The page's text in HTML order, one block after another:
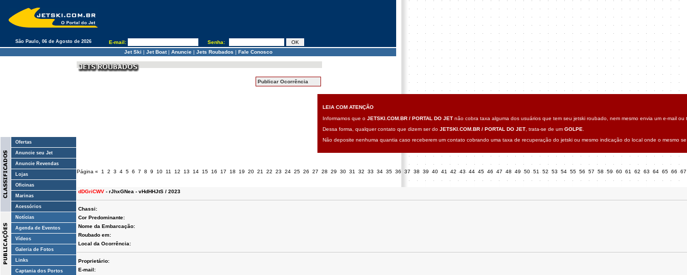
São Paulo, 06 de Agosto de 2026 E-mail:
Senha:
Jet Ski | Jet Boat| Anuncie| Jets Roubados | Fale Conosco
Ofertas
Anuncie seu Jet
Anuncie Revendas
Lojas
Oficinas
Marinas
Acessórios
Notícias
Agenda de Eventos
Vídeos
Galeria de Fotos
Links
Captania dos Portos
Publicar Ocorrência
LEIA COM ATENÇÃO
Informamos que o JETSKI.COM.BR / PORTAL DO JETnão cobra taxa alguma dos usuários que tem seu jetski roubado, nem mesmo envia um e-mail
Dessa forma, qualquer contato que dizem ser do JETSKI.COM.BR / PORTAL DO JET, trata-se de um GOLPE
Não deposite nenhuma quantia caso receberem um contato cobrando uma taxa de recuperação do jetski ou mesmo indicação do local onde o mesmo
Página « 1 2 3 4 5 6 7 8 9 10 11 12 13 14 15 16 17 18 19 20 21 22 23 24 25 26 27 28 29 30 31 32 33 34 35 36 37 38 39 40 41 42 43 44 45 46 47 48 49 50 51 52 53 54 55 56 57 58 59 60 61 62 63 64 65 66
dDGriCWV - rJhxGNea - vHdHHJtS / 2023
Chassi:
Cor Predominante:
Nome da Embarcação:
Roubado em:
Local da Ocorrência:
Proprietário:
E-mail: